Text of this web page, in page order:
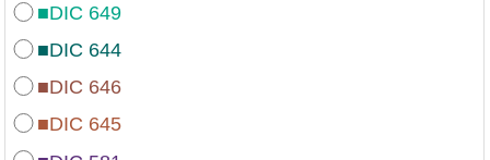
■DIC 649
■DIC 644
■DIC 646
■DIC 645